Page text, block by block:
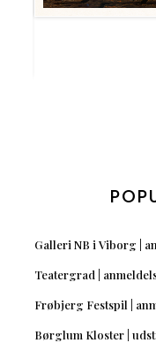
Galleri NB i Viborg |
Teatergrad |
Frøbjerg Festspil |
Børglum Kloster |